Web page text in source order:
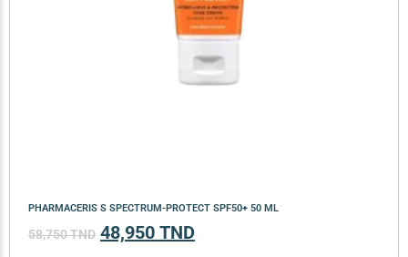
PHARMACERIS S SPECTRUM-PROTECT SPF50+ 50 ML
58,750TND 48,950 TND